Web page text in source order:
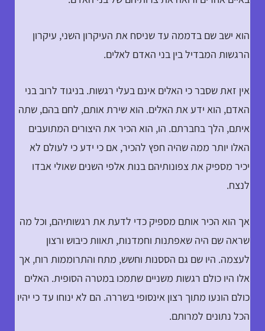
הוא ישב שם בדממה עד שניסח את העיקרון השני, עיקרון
הרגשות המבדיל בין בני האדם לאלים.
אין זאת שסבר כי האלים אינם בעלי רגשות. בניגוד לרוב בני
האדם, הוא ידע את האלים. הוא שירת אותם, לחם בהם, שתה
איתם, הלך בחברתם. הו, הוא הכיר את היצורים המתועבים
האלו יותר ממה שהיה חפץ להכיר, אם כי ידע כי לעולם לא
יכיר מספיק את צפונותיהם בנות אלפי השנים שאולי אבדו
לנצח.
אך הוא הכיר אותם מספיק כדי לדעת את רגשותיהם, וכל מה
שראה שם היה שאפתנות וחמדנות, תאוות כיבוש ורצון
לעצמה. היו שם גם הססנות וחשש, מתח והתרוממות רוח, אך
אלו היו כולם רגשות משניים שתמכו במטרה הסופית. האלים
כולם הונעו מתוך רצון אינסופי בשררה. הם לא ינוחו עד כי יהיו
הכל נתונים למרותם.